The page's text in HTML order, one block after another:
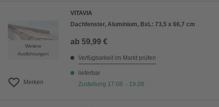
Weitere
Ausführungen
Merken
VITAVIA
Dachfenster, Aluminium, BxL: 73,5 x 66,7 cm
ab 59,99 €
Verfügbarkeit im Markt prüfen
lieferbar
Zustellung 17.08. - 19.08.